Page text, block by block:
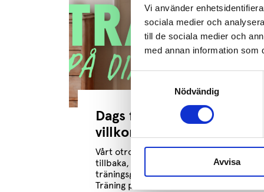
Vi använder
sociala medier och
till de sociala medier och
med annan information som
Samtyckesval
Nödvändig
Avvisa
Dags för Träning på dina
villkor – hösten 2026!
Vårt otroligt populära program är
tillbaka, redo att hjälpa dig att hitta
träningsglädjen på dina egna villkor!
Träning på dina...